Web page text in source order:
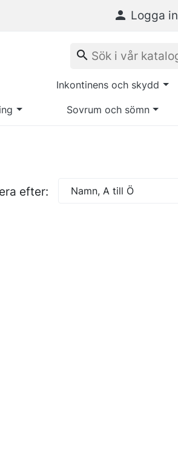
 Logga in
Inkontinens och skydd
Sovrum och sömn
search
efter: Namn, A till Ö